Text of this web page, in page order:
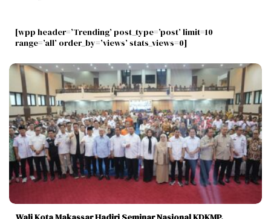
[wpp header=’Trending’ post_type=’post’ limit=10
range=’all’ order_by=’views’ stats_views=0]